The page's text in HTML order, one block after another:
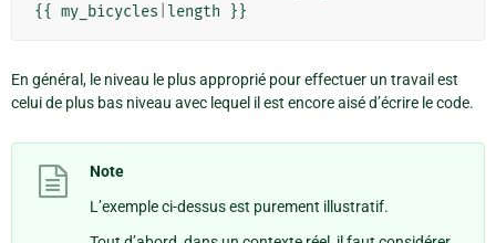
{{ my_bicycles length }}
En général, le niveau le plus approprié pour effectuer un travail est
celui de plus bas niveau avec lequel il est encore aisé d’écrire le code.
Note
L’exemple ci-dessus est purement illustratif.